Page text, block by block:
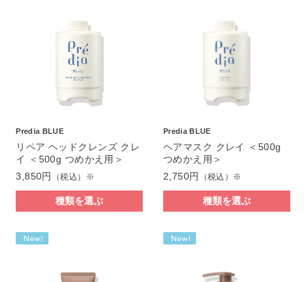
Predia BLUE
リペア ヘッドクレンズ クレ
イ ＜500g つめかえ用＞
3,850円
（税込）※
種類を選ぶ
Predia BLUE
ヘアマスク クレイ ＜500g
つめかえ用＞
2,750円
（税込）※
種類を選ぶ